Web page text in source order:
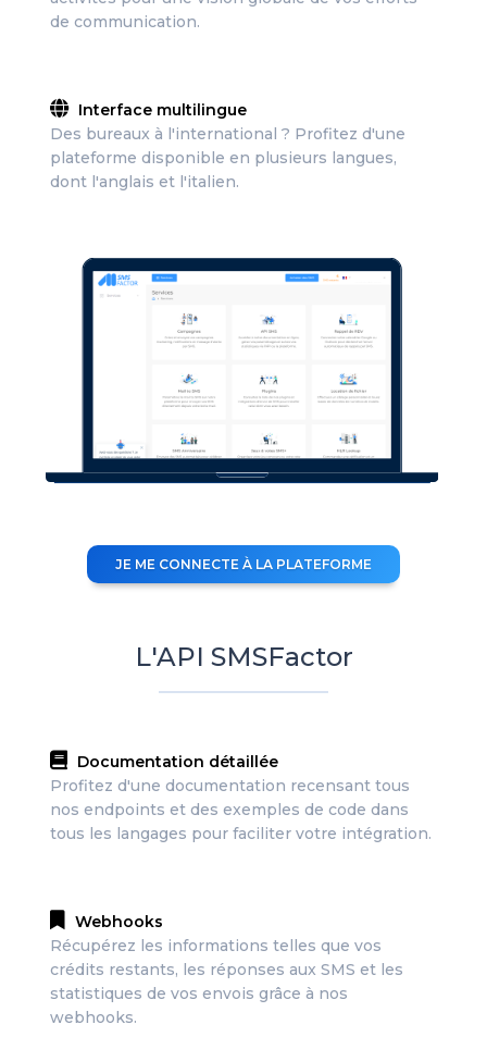
de communication.
Interface multilingue
Des bureaux à l'international ? Profitez d'une
plateforme disponible en plusieurs langues,
dont l'anglais et l'italien.
JE ME CONNECTE À LA PLATEFORME
L'API SMSFactor
Documentation détaillée
Profitez d'une documentation recensant tous
nos endpoints et des exemples de code dans
tous les langages pour faciliter votre intégration.
Webhooks
Récupérez les informations telles que vos
crédits restants, les réponses aux SMS et les
statistiques de vos envois grâce à nos
webhooks.